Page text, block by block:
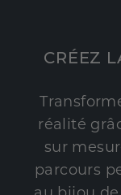
CRÉEZ
réalité
sur
parcours